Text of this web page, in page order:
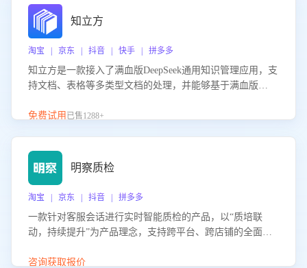
知立方
淘宝 | 京东 | 抖音 | 快手 | 拼多多
知立方是一款接入了满血版DeepSeek通用知识管理应用，支
持文档、表格等多类型文档的处理，并能够基于满血版
识支持，帮助用户高效管理和利用知识资源。通过该产品，
免费试用 已售1288+
明察质检
淘宝 | 京东 | 抖音 | 拼多多
一款针对客服会话进行实时智能质检的产品，以“质培联
动，持续提升”为产品理念，支持跨平台、跨店铺的全面、
升客服团队的销服能力。
咨询获取报价